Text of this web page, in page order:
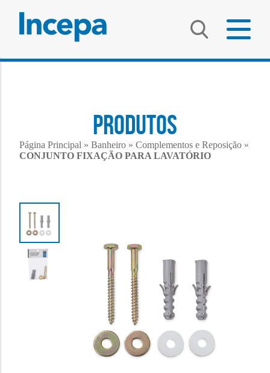
PRODUTOS
Página Principal » Banheiro » Complementos e Reposição »
CONJUNTO FIXAÇÃO PARA LAVATÓRIO